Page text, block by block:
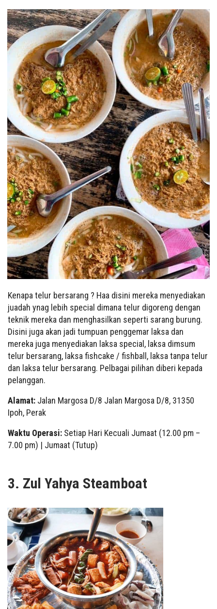
Kenapa telur bersarang ? Haa disini mereka menyediakan
juadah ynag lebih special dimana telur digoreng dengan
teknik mereka dan menghasilkan seperti sarang burung.
Disini juga akan jadi tumpuan penggemar laksa dan
mereka juga menyediakan laksa special, laksa dimsum
telur bersarang, laksa fishcake / fishball, laksa tanpa telur
dan laksa telur bersarang. Pelbagai pilihan diberi kepada
pelanggan.
Alamat: Jalan Margosa D/8 Jalan Margosa D/8, 31350
Ipoh, Perak
Waktu Operasi: Setiap Hari Kecuali Jumaat (12.00 pm –
7.00 pm) | Jumaat (Tutup)
3. Zul Yahya Steamboat